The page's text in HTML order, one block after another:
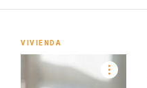
VIVIENDA